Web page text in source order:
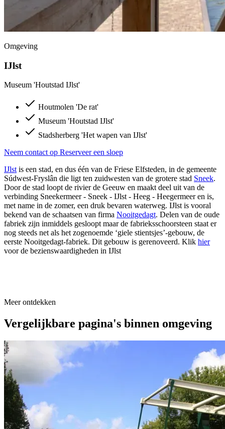
Omgeving
IJlst
Museum 'Houtstad IJlst'
Houtmolen 'De rat'
Museum 'Houtstad IJlst'
Stadsherberg 'Het wapen van IJlst'
Neem contact op Reserveer een sloep
IJlstis een stad, en dus één van de Friese Elfsteden, in de gemeente
Súdwest-Fryslân die ligt ten zuidwesten van de grotere stad Sneek.
Door de stad loopt de rivier de Geeuw en maakt deel uit van de
verbinding Sneekermeer - Sneek - IJlst - Heeg - Heegermeer en is,
met name in de zomer, een druk bevaren waterweg. IJlst is vooral
bekend van de schaatsen van firma Nooitgedagt. Delen van de oude
fabriek zijn inmiddels gesloopt maar de fabrieksschoorsteen staat er
nog steeds net als het zogenoemde ‘giele stientsjes’-gebouw, de
eerste Nooitgedagt-fabriek. Dit gebouw is gerenoveerd. Klik hier
voor de bezienswaardigheden in IJlst
Meer ontdekken
Vergelijkbare pagina's binnen omgeving